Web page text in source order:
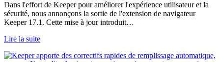
Dans l'effort de Keeper pour améliorer l'expérience utilisateur et la
sécurité, nous annonçons la sortie de l'extension de navigateur
Keeper 17.1. Cette mise à jour introduit…
Lire la suite